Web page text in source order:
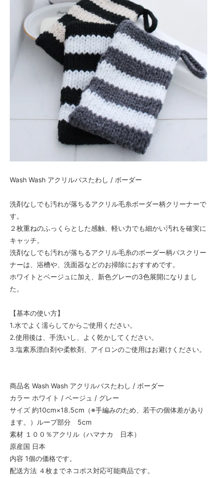
Wash Wash アクリルバスたわし / ボーダー
洗剤なしでも汚れが落ちるアクリル毛糸ボーダー柄クリーナーで
す。
２枚重ねのふっくらとした感触、軽い力でも細かい汚れを確実に
キャッチ。
洗剤なしでも汚れが落ちるアクリル毛糸のボーダー柄バスクリー
ナーは、浴槽や、洗面器などのお掃除におすすめです。
ホワイトとベージュに加え、新色グレーの3色展開になりまし
た。
【基本の使い方】
1.水でよく濡らしてからご使用ください。
2.使用後は、手洗いし、よく乾かしてください。
3.塩素系漂白剤や柔軟剤、アイロンのご使用はお避けください。
商品名 Wash Wash アクリルバスたわし / ボーダー
カラー ホワイト / ベージュ / グレー
サイズ 約10cm×18.5cm（※手編みのため、若干の個体差があり
ます。）ループ部分 5cm
素材 １００％アクリル（ハマナカ 日本）
原産国 日本
内容 1個の価格です。
配送方法 ４枚までネコポス対応可能商品です。